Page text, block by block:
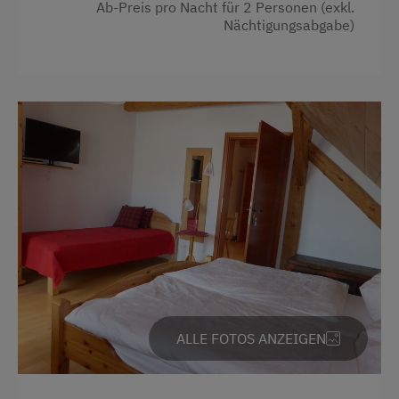
Ab-Preis pro Nacht für 2 Personen (exkl.
Nächtigungsabgabe)
ALLE FOTOS ANZEIGEN